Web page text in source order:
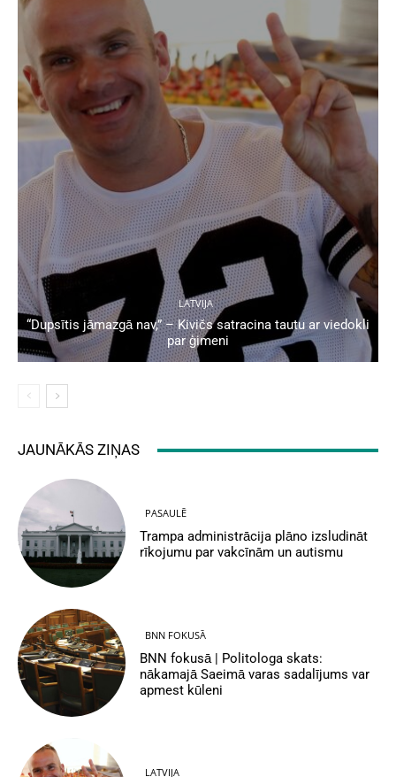
LATVIJA
“Dupsītis jāmazgā nav,” – Kivičs satracina tautu ar viedokli
par ģimeni
JAUNĀKĀS ZIŅAS
PASAULĒ
Trampa administrācija plāno izsludināt
rīkojumu par vakcīnām un autismu
BNN FOKUSĀ
BNN fokusā | Politologa skats:
nākamajā Saeimā varas sadalījums var
apmest kūleni
LATVIJA